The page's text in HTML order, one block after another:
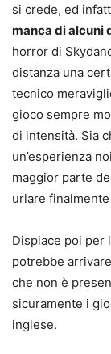
si crede, ed
manca di alcuni
horror di
distanza una
tecnico
gioco sempre
di intensità. Sia
un’esperienza
maggior parte
urlare
Dispiace poi per
potrebbe
che non è
sicuramente i
inglese.